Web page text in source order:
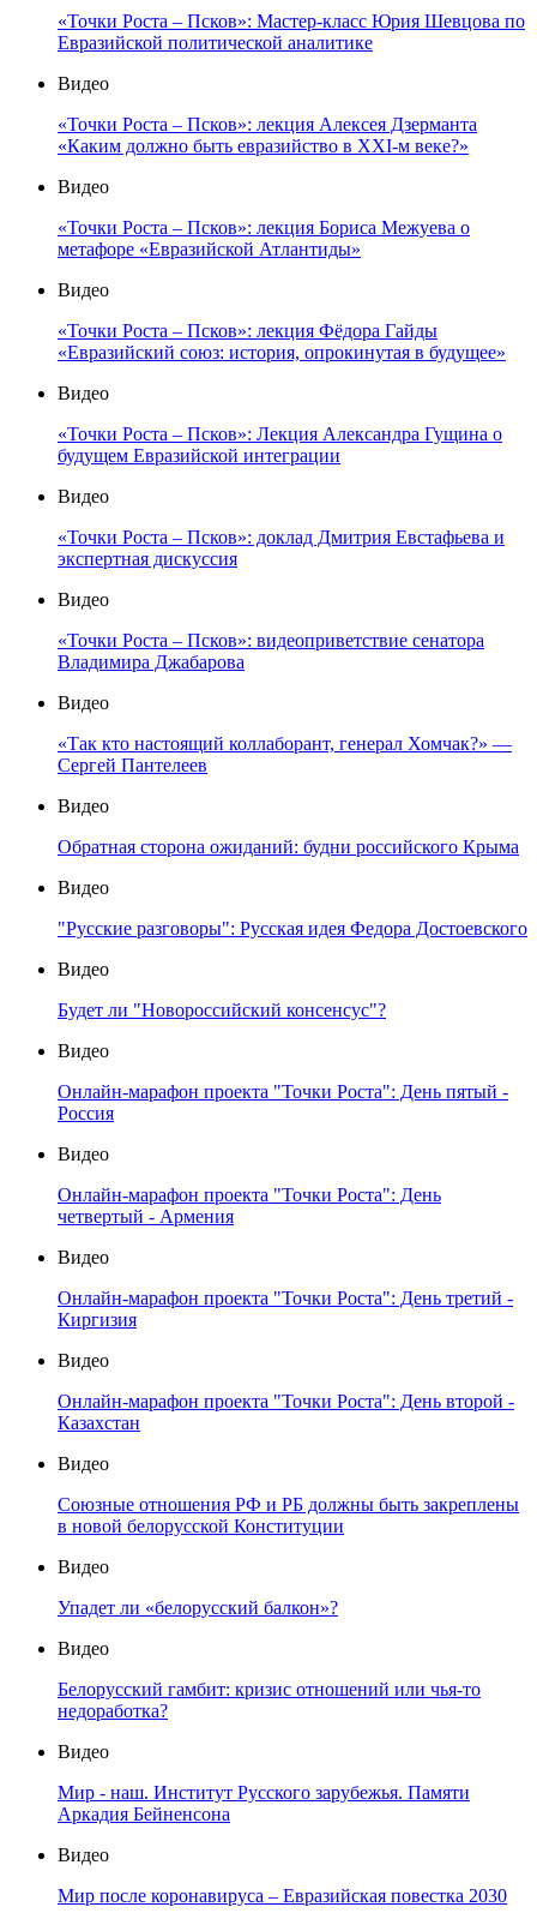
«Точки Роста – Псков»: Мастер-класс Юрия Шевцова по
Евразийской политической аналитике
Видео
«Точки Роста – Псков»: лекция Алексея Дзерманта
«Каким должно быть евразийство в XXI-м веке?»
Видео
«Точки Роста – Псков»: лекция Бориса Межуева о
метафоре «Евразийской Атлантиды»
Видео
«Точки Роста – Псков»: лекция Фёдора Гайды
«Евразийский союз: история, опрокинутая в будущее»
Видео
«Точки Роста – Псков»: Лекция Александра Гущина о
будущем Евразийской интеграции
Видео
«Точки Роста – Псков»: доклад Дмитрия Евстафьева и
экспертная дискуссия
Видео
«Точки Роста – Псков»: видеоприветствие сенатора
Владимира Джабарова
Видео
«Так кто настоящий коллаборант, генерал Хомчак?» —
Сергей Пантелеев
Видео
Обратная сторона ожиданий: будни российского Крыма
Видео
"Русские разговоры": Русская идея Федора Достоевского
Видео
Будет ли "Новороссийский консенсус"?
Видео
Онлайн-марафон проекта "Точки Роста": День пятый -
Россия
Видео
Онлайн-марафон проекта "Точки Роста": День
четвертый - Армения
Видео
Онлайн-марафон проекта "Точки Роста": День третий -
Киргизия
Видео
Онлайн-марафон проекта "Точки Роста": День второй -
Казахстан
Видео
Союзные отношения РФ и РБ должны быть закреплены
в новой белорусской Конституции
Видео
Упадет ли «белорусский балкон»?
Видео
Белорусский гамбит: кризис отношений или чья-то
недоработка?
Видео
Мир - наш. Институт Русского зарубежья. Памяти
Аркадия Бейненсона
Видео
Мир после коронавируса – Евразийская повестка 2030